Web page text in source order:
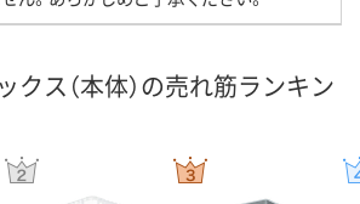
クス（本体）の売れ筋ランキン